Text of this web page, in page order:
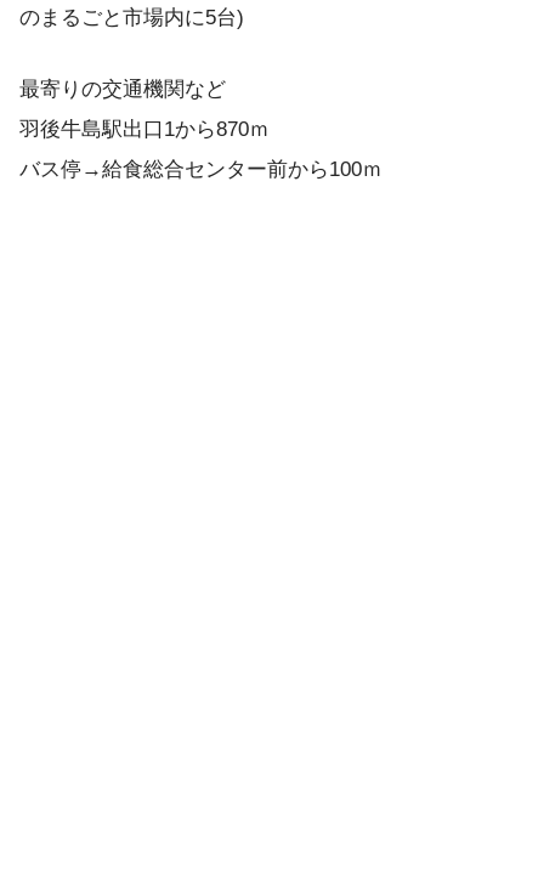
のまるごと市場内に5台)
最寄りの交通機関など
羽後牛島駅出口1から870ｍ
バス停→給食総合センター前から100ｍ